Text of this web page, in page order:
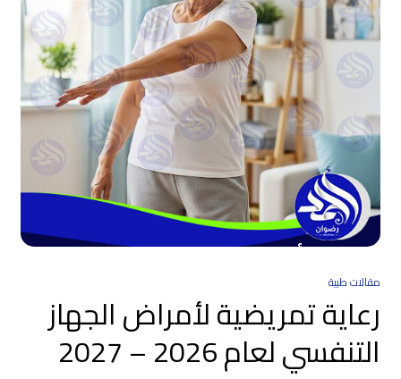
مقالات طبية
رعاية تمريضية لأمراض الجهاز
التنفسي لعام 2026 – 2027